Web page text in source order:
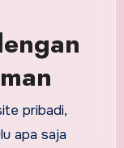
pribadi,
apa saja